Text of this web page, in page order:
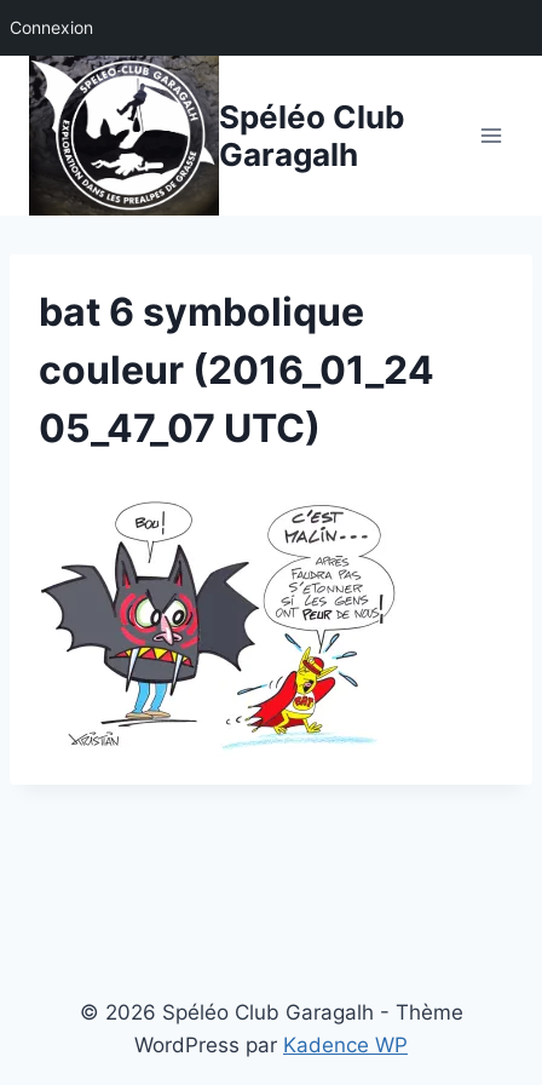
Connexion
Aller
contenu
Spéléo Club
Garagalh
bat 6 symbolique
couleur (2016_01_24
05_47_07 UTC)
© 2026 Spéléo Club Garagalh - Thème
WordPress par Kadence WP